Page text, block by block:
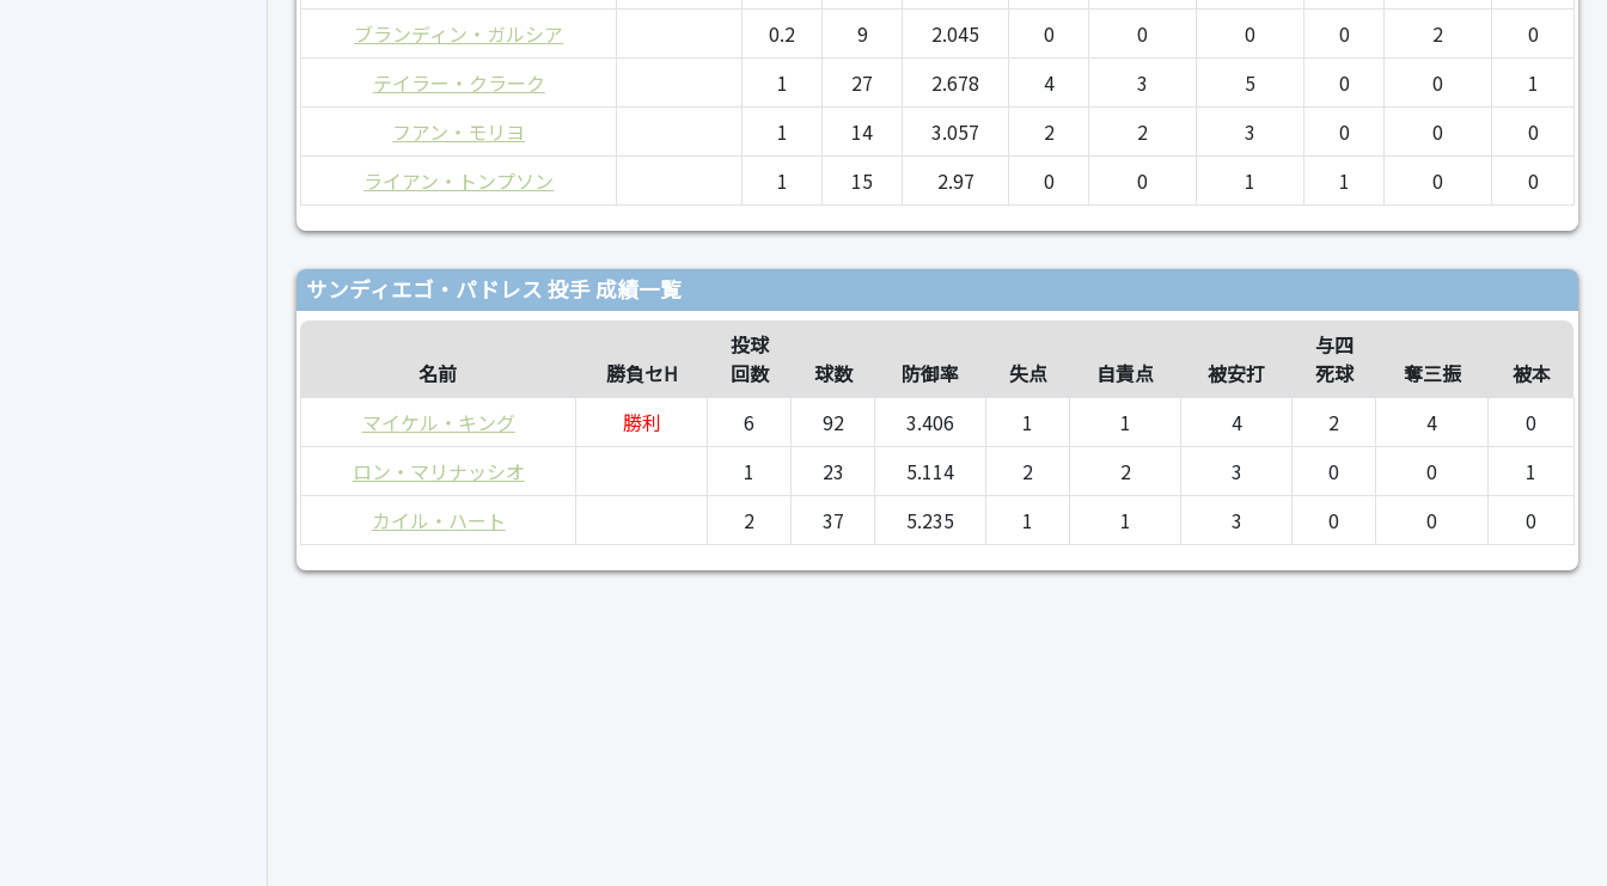
ブランディン・ガルシア
0.2 9 2.045 0 0 0 0 2
0
テイラー・クラーク
1 27 2.678 4 3 5 0 0
1
フアン・モリヨ
1 14 3.057 2 2 3 0 0
0
ライアン・トンプソン
1 15 2.97 0 0 1 1 0 0
サンディエゴ・パドレス 投手 成績一覧
名前 勝負セH
投球
回数
球数 防御率 失点 自責点 被安打
与四
死球
奪三振
被本
マイケル・キング
勝利 6 92 3.406 1 1 4 2 4
0
ロン・マリナッシオ
1 23 5.114 2 2 3 0 0
1
カイル・ハート
2 37 5.235 1 1 3 0 0 0